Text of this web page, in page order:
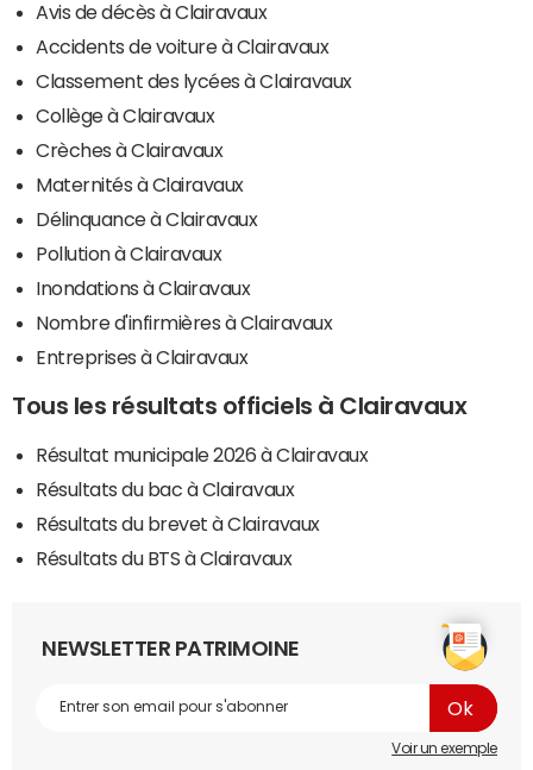
Avis de décès à Clairavaux
Accidents de voiture à Clairavaux
Classement des lycées à Clairavaux
Collège à Clairavaux
Crèches à Clairavaux
Maternités à Clairavaux
Délinquance à Clairavaux
Pollution à Clairavaux
Inondations à Clairavaux
Nombre d'infirmières à Clairavaux
Entreprises à Clairavaux
Tous les résultats officiels à Clairavaux
Résultat municipale 2026 à Clairavaux
Résultats du bac à Clairavaux
Résultats du brevet à Clairavaux
Résultats du BTS à Clairavaux
NEWSLETTER PATRIMOINE
Voir un exemple